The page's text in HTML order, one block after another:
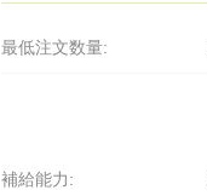
最低注文数量:
補給能力: